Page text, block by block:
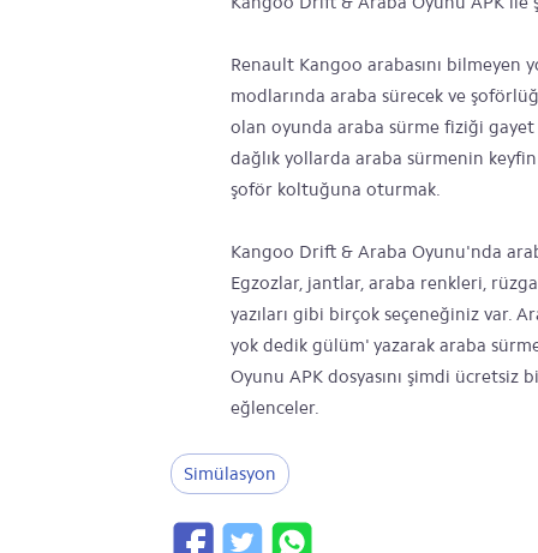
Renault Kangoo arabasını
modlarında araba sürecek ve
olan oyunda araba sürme fiziği gayet
dağlık yollarda araba sürmenin
şoför koltuğuna oturmak.
Kangoo Drift & Araba Oyunu'nda
Egzozlar, jantlar, araba renkleri,
yazıları gibi birçok seçeneğiniz var.
yok dedik gülüm' yazarak araba
Oyunu APK dosyasını şimdi ücretsiz
eğlenceler.
Simülasyon